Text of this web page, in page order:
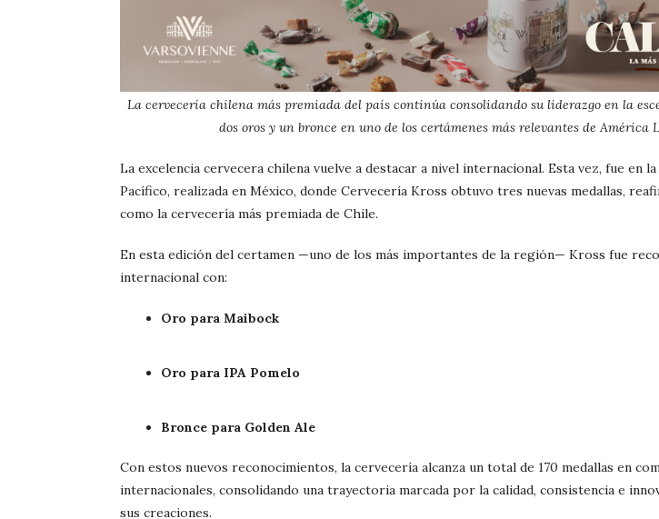
La cervecería chilena más premiada del país continúa consolidando su liderazgo en la
dos oros y un bronce en uno de los certámenes más relevantes de América
La excelencia cervecera chilena vuelve a destacar a nivel internacional. Esta vez, fue en
Pacífico, realizada en México, donde Cervecería Kross obtuvo tres nuevas medallas,
como la cervecería más premiada de Chile.
En esta edición del certamen —uno de los más importantes de la región— Kross fue
internacional con:
Oro para Maibock
Oro para IPA Pomelo
Bronce para Golden Ale
Con estos nuevos reconocimientos, la cervecería alcanza un total de 170 medallas en
internacionales, consolidando una trayectoria marcada por la calidad, consistencia e
sus creaciones.